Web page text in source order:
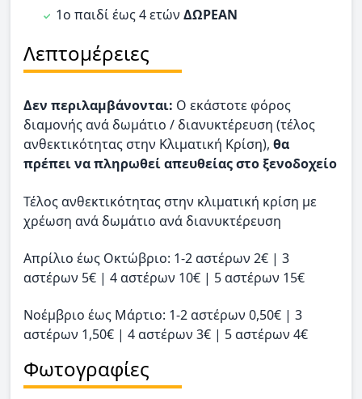
1ο παιδί έως 4 ετών ΔΩΡΕΑΝ
Λεπτομέρειες
Δεν περιλαμβάνονται: O εκάστοτε φόρος
διαμονής ανά δωμάτιο / διανυκτέρευση (τέλος
ανθεκτικότητας στην Κλιματική Κρίση), θα
πρέπει να πληρωθεί απευθείας στο ξενοδοχείο
Τέλος ανθεκτικότητας στην κλιματική κρίση με
χρέωση ανά δωμάτιο ανά διανυκτέρευση
Απρίλιο έως Οκτώβριο: 1-2 αστέρων 2€ | 3
αστέρων 5€ | 4 αστέρων 10€ | 5 αστέρων 15€
Νοέμβριο έως Μάρτιο: 1-2 αστέρων 0,50€ | 3
αστέρων 1,50€ | 4 αστέρων 3€ | 5 αστέρων 4€
Φωτογραφίες